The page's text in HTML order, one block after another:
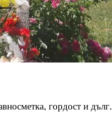
гордост и дълг.